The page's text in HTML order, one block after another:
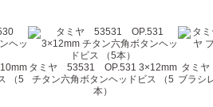
（5
タミヤ 53531 OP.531 3×12mm
チタン六角ボタンヘッドビス （5
本）
タミ
ブラシ